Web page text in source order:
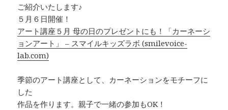
ご紹介いたします♪
５月６日開催！
アート講座５月 母の日のプレゼントにも！「カーネーシ
ョンアート」 – スマイルキッズラボ (smilevoice-
lab.com)
季節のアート講座として、カーネーションをモチーフに
した
作品を作ります。親子で一緒の参加もOK！